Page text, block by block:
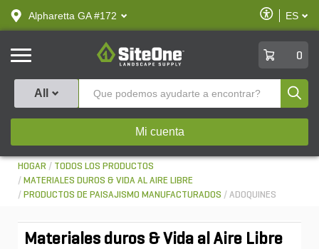
text.skipToContent
text.skipToNavigation
Alpharetta GA #172
Habilitar
ES
SiteOne
0
All
Mi cuenta
HOGAR
TODOS LOS PRODUCTOS
MATERIALES DUROS & VIDA AL AIRE LIBRE
PRODUCTOS DE PAISAJISMO MANUFACTURADOS
ADOQUINES
Materiales duros & Vida al Aire Libre